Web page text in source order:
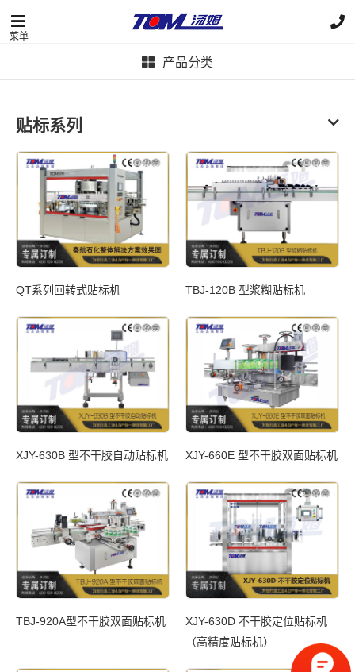
菜单
产品分类
贴标系列
QT系列回转式贴标机 TBJ-120B 型浆糊贴标机
XJY-630B 型不干胶自动贴标机 XJY-660E 型不干胶双面贴标机
TBJ-920A型不干胶双面贴标机
XJY-630D 不干胶定位贴标机
（高精度贴标机）